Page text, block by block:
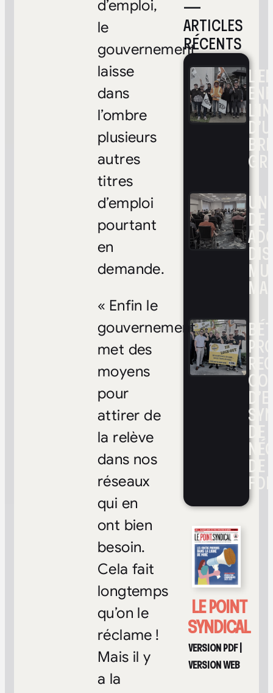
—
ARTICLES
RÉCENTS
DE
DE
DE
FOI
LE POINT
SYNDICAL
VERSION PDF|
VERSION WEB
d’emploi,
le
gouvernement
laisse
dans
l’ombre
plusieurs
autres
titres
d’emploi
pourtant
en
demande.
« Enfin le
gouvernement
met des
moyens
pour
attirer de
la relève
dans nos
réseaux
qui en
ont bien
besoin.
Cela fait
longtemps
qu’on le
réclame !
Mais il y
a la